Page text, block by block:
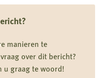
manieren te
over dit bericht?
u graag te woord!